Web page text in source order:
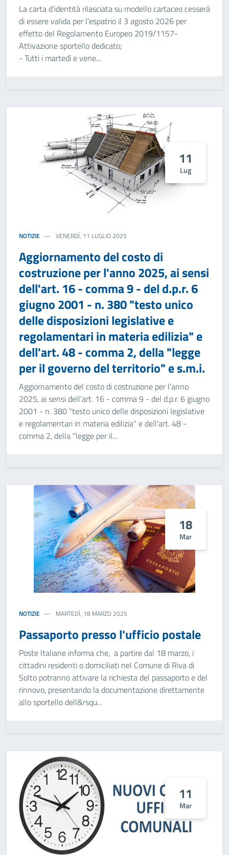
La carta d’identità rilasciata su modello cartaceo cesserà
di essere valida per l'espatrio il 3 agosto 2026 per
effetto del Regolamento Europeo 2019/1157-
Attivazione sportello dedicato;
- Tutti i martedì e vene...
11
Lug
NOTIZIE VENERDÌ, 11 LUGLIO 2025
Aggiornamento del costo di
costruzione per l'anno 2025, ai sensi
dell'art. 16 - comma 9 - del d.p.r. 6
giugno 2001 - n. 380 "testo unico
delle disposizioni legislative e
regolamentari in materia edilizia" e
dell'art. 48 - comma 2, della "legge
per il governo del territorio" e s.m.i.
Aggiornamento del costo di costruzione per l'anno
2025, ai sensi dell'art. 16 - comma 9 - del d.p.r. 6 giugno
2001 - n. 380 "testo unico delle disposizioni legislative
e regolamentari in materia edilizia" e dell'art. 48 -
comma 2, della "legge per il...
18
Mar
NOTIZIE MARTEDÌ, 18 MARZO 2025
Passaporto presso l'ufficio postale
Poste Italiane informa che, a partire dal 18 marzo, i
cittadini residenti o domiciliati nel Comune di Riva di
Solto potranno attivare la richiesta del passaporto e del
rinnovo, presentando la documentazione direttamente
allo sportello dell&rsqu...
11
Mar